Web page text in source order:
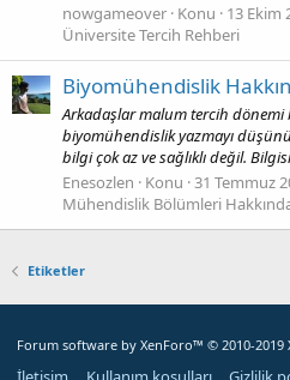
nowgameover Konu 13 Ekim
Üniversite Tercih Rehberi
Biyomühendislik
Arkadaşlar malum tercih dönemi
biyomühendislik yazmayı
bilgi çok az ve sağlıklı değil.
Enesozlen
Konu 31 Temmuz
Mühendislik Bölümleri
Etiketler
Forum software by XenForo™ © 2010-2019